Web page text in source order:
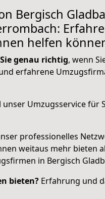
Bergisch
helfen
genau richtig, wenn
erfahrene
unser Umzugsservice für
professionelles
weitaus mehr bieten
in Bergisch
bieten? Erfahrung und